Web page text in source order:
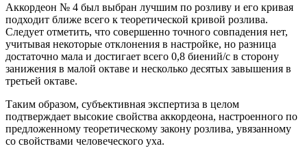
Аккордеон № 4 был выбран лучшим по розливу и его кривая
подходит ближе всего к теоретической кривой розлива.
Следует отметить, что совершенно точного совпадения нет,
учитывая некоторые отклонения в настройке, но разница
достаточно мала и достигает всего 0,8 биений/с в сторону
занижения в малой октаве и несколько десятых завышения в
третьей октаве.
Таким образом, субъективная экспертиза в целом
подтверждает высокие свойства аккордеона, настроенного по
предложенному теоретическому закону розлива, увязанному
со свойствами человеческого уха.